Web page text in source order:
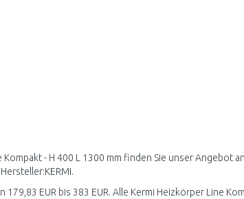
- H 400 L 1300 mm finden Sie unser Angebot an
EUR bis 383 EUR. Alle Kermi Heizkörper Line